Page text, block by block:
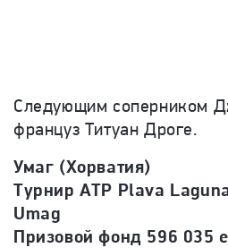
Следующим соперником
француз Титуан Дроге.
Умаг (Хорватия)
Турнир ATP Plava
Umag
Призовой фонд 596 035